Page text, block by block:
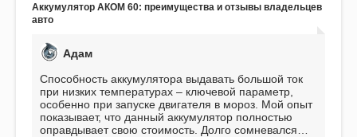
Аккумулятор АКОМ 60: преимущества и отзывы владельцев
авто
Адам
Способность аккумулятора выдавать большой ток
при низких температурах – ключевой параметр,
особенно при запуске двигателя в мороз. Мой опыт
показывает, что данный аккумулятор полностью
оправдывает свою стоимость. Долго сомневался